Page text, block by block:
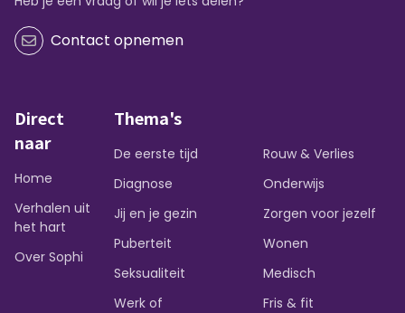
Contact opnemen
Direct
naar
Home
Verhalen uit
het hart
Over Sophi
Thema's
De eerste tijd
Diagnose
Jij en je gezin
Puberteit
Seksualiteit
Werk of
Rouw & Verlies
Onderwijs
Zorgen voor jezelf
Wonen
Medisch
Fris & fit